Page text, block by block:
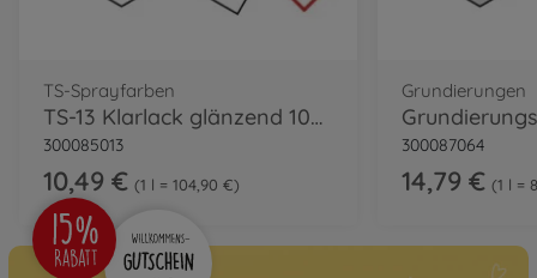
TS-Sprayfarben
TS-13 Klarlack glänzend 100ml
300085013
10,49 € 1 l = 104,90 €
Grundierungen
300087064
14,79 € 1 l =